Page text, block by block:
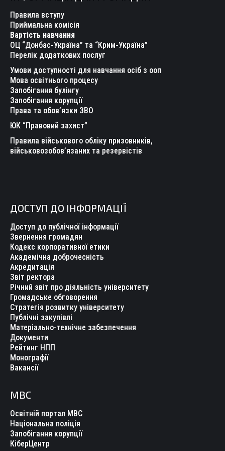
in
new
window
in
new
window
in
new
window
in
new
window
new
Правила вступу
Приймальна комісія
Вартість навчання
ОЦ “Донбас-Україна” та “Крим-Україна”
Перелік додаткових послуг
Умови доступності для навчання осіб з ооп
Мова освітнього процесу
Запобігання булінгу
Запобігання корупції
Права та обов’язки ЗВО
ЮК “Правовий захист”
Правила військового обліку призовників,
військовозобов’язаних та резервістів
ДОСТУП ДО ІНФОРМАЦІЇ
Доступ до публічної інформації
Звернення громадян
Кодекс корпоративної етики
Академічна доброчесність
Акредитація
Звіт ректора
Річний звіт про діяльність університету
Громадське обговорення
Стратегія розвитку університету
Публічні закупівлі
Матеріально-технічне забезпечення
Документи
Рейтинг НПП
Монографії
Вакансії
МВС
Освітній портал МВС
Національна поліція
Запобігання корупції
КіберЦентр